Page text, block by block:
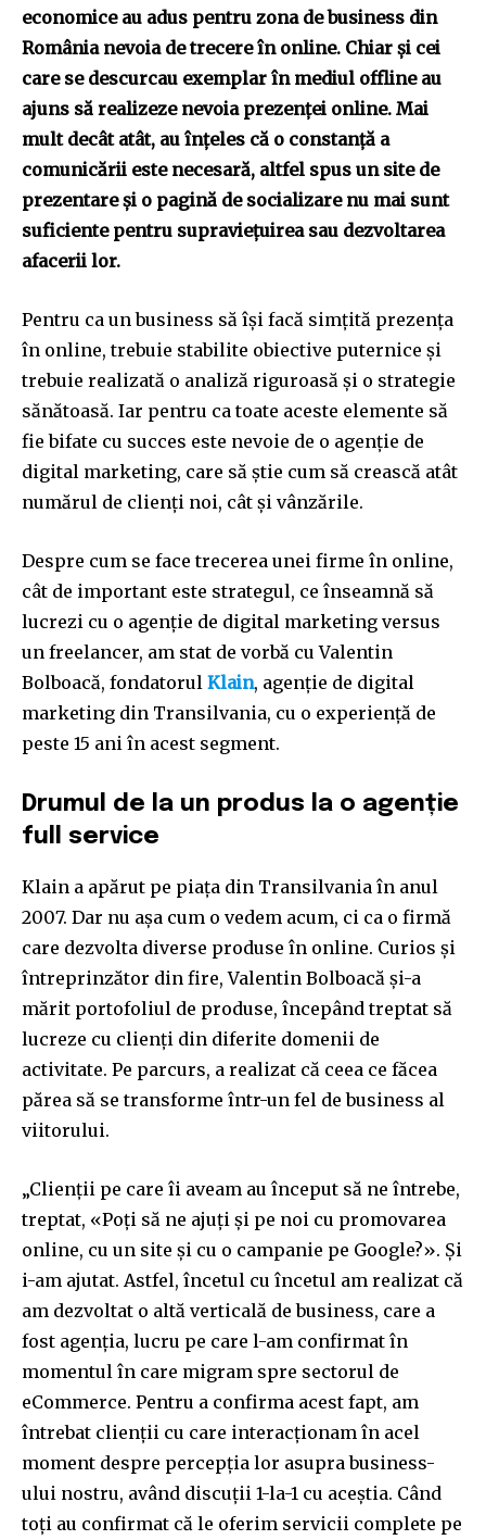
economice au adus pentru zona de business din
România nevoia de trecere în online. Chiar și cei
care se descurcau exemplar în mediul offline au
ajuns să realizeze nevoia prezenței online. Mai
mult decât atât, au înțeles că o constanță a
comunicării este necesară, altfel spus un site de
prezentare și o pagină de socializare nu mai sunt
suficiente pentru supraviețuirea sau dezvoltarea
afacerii lor.
Pentru ca un business să își facă simțită prezența
în online, trebuie stabilite obiective puternice și
trebuie realizată o analiză riguroasă și o strategie
sănătoasă. Iar pentru ca toate aceste elemente să
fie bifate cu succes este nevoie de o agenție de
digital marketing, care să știe cum să crească atât
numărul de clienți noi, cât și vânzările.
Despre cum se face trecerea unei firme în online,
cât de important este strategul, ce înseamnă să
lucrezi cu o agenție de digital marketing versus
un freelancer, am stat de vorbă cu Valentin
Bolboacă, fondatorul Klain, agenție de digital
marketing din Transilvania, cu o experiență de
peste 15 ani în acest segment.
Drumul de la un produs la o agenție
full service
Klain a apărut pe piața din Transilvania în anul
2007. Dar nu așa cum o vedem acum, ci ca o firmă
care dezvolta diverse produse în online. Curios și
întreprinzător din fire, Valentin Bolboacă și-a
mărit portofoliul de produse, începând treptat să
lucreze cu clienți din diferite domenii de
activitate. Pe parcurs, a realizat că ceea ce făcea
părea să se transforme într-un fel de business al
viitorului.
„Clienții pe care îi aveam au început să ne întrebe,
treptat, «Poți să ne ajuți și pe noi cu promovarea
online, cu un site și cu o campanie pe Google?». Și
i-am ajutat. Astfel, încetul cu încetul am realizat că
am dezvoltat o altă verticală de business, care a
fost agenția, lucru pe care l-am confirmat în
momentul în care migram spre sectorul de
eCommerce. Pentru a confirma acest fapt, am
întrebat clienții cu care interacționam în acel
moment despre percepția lor asupra business-
ului nostru, având discuții 1-la-1 cu aceștia. Când
toți au confirmat că le oferim servicii complete pe